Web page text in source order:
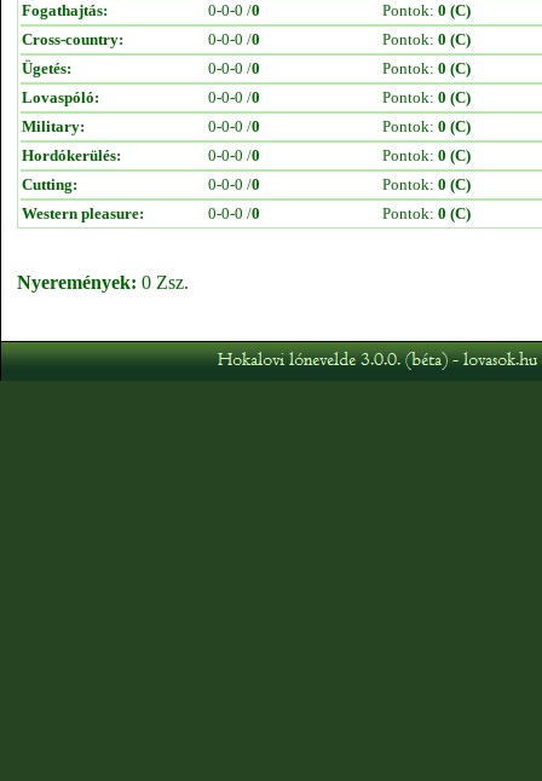
Fogathajtás:
0-0-0 /0 Pontok: 0 (C)
Cross-country:
0-0-0 /0 Pontok: 0 (C)
Ügetés:
0-0-0 /0 Pontok: 0 (C)
Lovaspóló:
0-0-0 /0 Pontok: 0 (C)
Military:
0-0-0 /0 Pontok: 0 (C)
Hordókerülés:
0-0-0 /0 Pontok: 0 (C)
Cutting:
0-0-0 /0 Pontok: 0 (C)
Western pleasure:
0-0-0 /0 Pontok: 0 (C)
Nyeremények: 0 Zsz.